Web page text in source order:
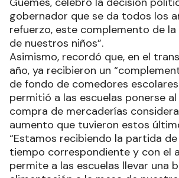
gobernador que se da todos los
refuerzo, este complemento de
de nuestros niños”.
Asimismo, recordó que, en el
año, ya recibieron un
de fondo de comedores
permitió a las escuelas ponerse al
compra de mercaderías
aumento que tuvieron estos
“Estamos recibiendo la partida
tiempo correspondiente y con el
permite a las escuelas llevar una